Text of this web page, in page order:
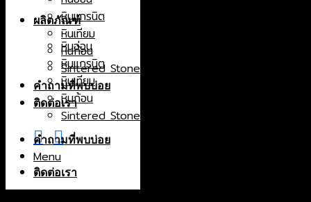
หินแกรนิต
หินเทียม
หินก้อน
Sintered Stone
คำถามที่พบบ่อย
ติดต่อเรา
Menu
ผลิตภัณฑ์
หินอ่อน
หินแกรนิต
หินเทียม
หินก้อน
Sintered Stone
คำถามที่พบบ่อย
ติดต่อเรา
หินก้อน
Sintered Stone
Brazil
Canada
China
Greece
India
Indonesia
Iran